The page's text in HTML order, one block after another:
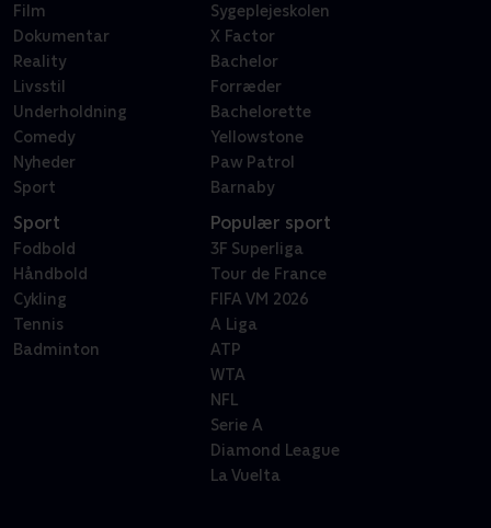
Film
Dokumentar
Reality
Livsstil
Underholdning
Comedy
Nyheder
Sport
Sygeplejeskolen
X Factor
Bachelor
Forræder
Bachelorette
Yellowstone
Paw Patrol
Barnaby
Sport
Fodbold
Håndbold
Cykling
Tennis
Badminton
Populær sport
3F Superliga
Tour de France
FIFA VM 2026
A Liga
ATP
WTA
NFL
Serie A
Diamond League
La Vuelta